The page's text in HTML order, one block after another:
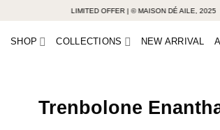
content
LIMITED OFFER | © MAISON DÉ AILE, 2025
SHOP COLLECTIONS NEW ARRIVAL
Trenbolone